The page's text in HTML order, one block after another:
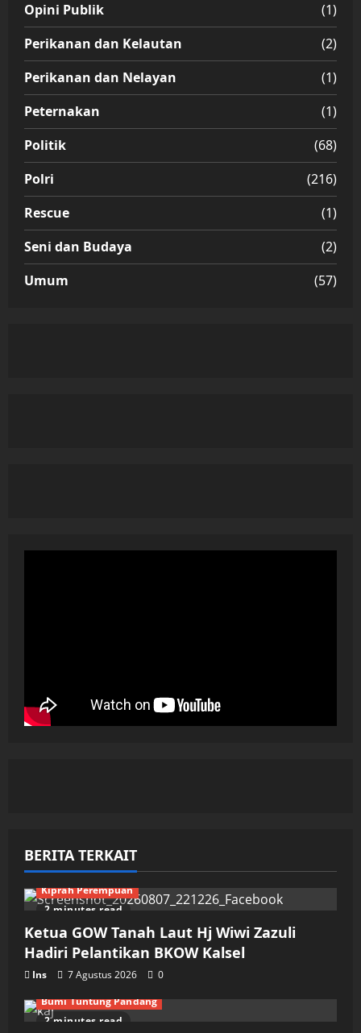
Opini Publik
(1)
Perikanan dan Kelautan
(2)
Perikanan dan Nelayan
(1)
Peternakan
(1)
Politik
(68)
Polri
(216)
Rescue
(1)
Seni dan Budaya
(2)
Umum
(57)
BERITA TERKAIT
2 minutes read
Kiprah Perempuan
Ketua GOW Tanah Laut Hj Wiwi Zazuli
Hadiri Pelantikan BKOW Kalsel
Ins 7 Agustus 2026 0
2 minutes read
Bumi Tuntung Pandang